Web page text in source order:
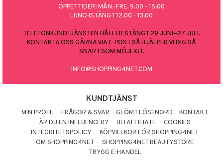
ÖPPETTIDER: MÅN.-FRE. 9.00 - 15.00
LUNCHSTÄNGT 12.00 - 13.00
TELEFONKUNDTJÄNSTEN HÅLLER STÄNGT 29 JUNI–27 JULI.
KONTAKTA OSS GÄRNA VIA E-POST SÅ HJÄLPER VI DIG SÅ
SNART SOM MÖJLIGT.
INFO@SHOPPING4NET.COM
KUNDTJÄNST
MIN PROFIL FRÅGOR & SVAR GLÖMT LÖSENORD
KONTAKT
ÄR DU EN INFLUENCER?
BLI AFFILIATE
COOKIES
INTEGRITETSPOLICY
KÖPVILLKOR FÖR SHOPPING4NET
OM SHOPPING4NET
SHOPPING4NET BEAUTYSTORE
TRYGG E-HANDEL